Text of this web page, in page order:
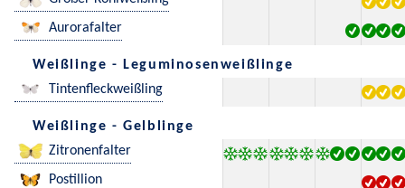
Aurorafalter
Weißlinge - Leguminosenweißlinge
Tintenfleckweißling
Weißlinge - Gelblinge
Zitronenfalter
Postillion